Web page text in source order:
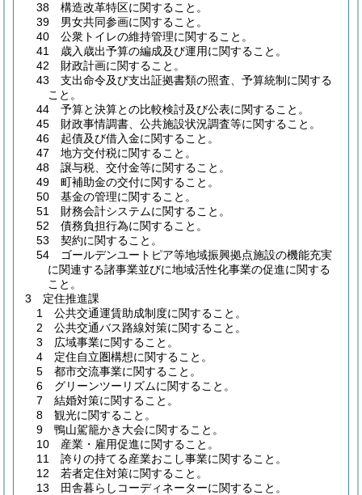
38 構造改革特区に関すること。
39 男女共同参画に関すること。
40 公衆トイレの維持管理に関すること。
41 歳入歳出予算の編成及び運用に関すること。
42 財政計画に関すること。
43 支出命令及び支出証拠書類の照査、予算統制に関する
こと。
44 予算と決算との比較検討及び公表に関すること。
45 財政事情調書、公共施設状況調査等に関すること。
46 起債及び借入金に関すること。
47 地方交付税に関すること。
48 譲与税、交付金等に関すること。
49 町補助金の交付に関すること。
50 基金の管理に関すること。
51 財務会計システムに関すること。
52 債務負担行為に関すること。
53 契約に関すること。
54 ゴールデンユートピア等地域振興拠点施設の機能充実
に関連する諸事業並びに地域活性化事業の促進に関する
こと。
3 定住推進課
1 公共交通運賃助成制度に関すること。
2 公共交通バス路線対策に関すること。
3 広域事業に関すること。
4 定住自立圏構想に関すること。
5 都市交流事業に関すること。
6 グリーンツーリズムに関すること。
7 結婚対策に関すること。
8 観光に関すること。
9 鴨山駕籠かき大会に関すること。
10 産業・雇用促進に関すること。
11 誇りの持てる産業おこし事業に関すること。
12 若者定住対策に関すること。
13 田舎暮らしコーディネーターに関すること。